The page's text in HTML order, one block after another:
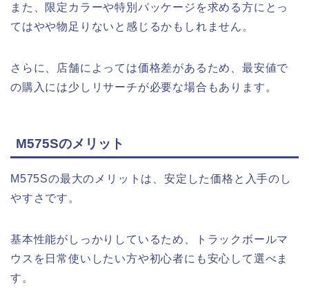
また、限定カラーや特別パッケージを求める方にとっ
てはやや物足りないと感じるかもしれません。
さらに、店舗によっては価格差があるため、最安値で
の購入には少しリサーチが必要な場合もあります。
M575Sのメリット
M575Sの最大のメリットは、安定した価格と入手のし
やすさです。
基本性能がしっかりしているため、トラックボールマ
ウスを日常使いしたい方や初心者にも安心して選べま
す。